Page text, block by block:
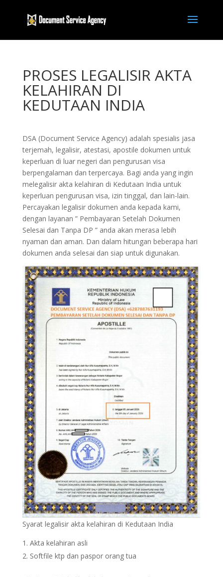
PROSES LEGALISIR AKTA
KELAHIRAN DI
KEDUTAAN INDIA
DSA (Document Service Agency) adalah spesialis jasa
terjemah, legalisir, atestasi, apostile dokumen untuk
keperluan di luar negeri dan pengurusan visa
berpengalaman dan terpercaya. Bagi anda yang ingin
melegalisir akta kelahiran di Kedutaan India untuk
keperluan pengurusan visa, izin tinggal, dan lain-lain.
Percayakan legalisir dokumen anda kepada kami,
dengan layanan ” Pembayaran Setelah Dokumen
Selesai dan Tanpa DP ” anda akan merasa lebih
nyaman dan aman. Dan dalam hitungan beberapa hari
dokumen anda selesai dan siap untuk digunakan.
Syarat legalisir akta kelahiran di Kedutaan India
Akta kelahiran asli
Softfile ktp dan paspor orang tua